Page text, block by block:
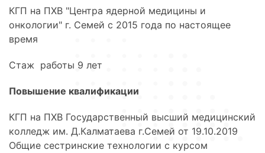
КГП на ПХВ "Центра ядерной медицины и
онкологии" г. Семей с 2015 года по настоящее
время
Стаж работы 9 лет
Повышение квалификации
КГП на ПХВ Государственный высший медицинский
колледж им. Д.Калматаева г.Семей от 19.10.2019
Общие сестринские технологии с курсом